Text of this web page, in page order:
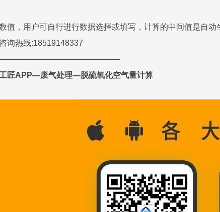
值，用户可自行进行数据选择或填写，计算的中间值是自动
询热线:18519148337
匠APP—废气处理—脱硫氧化空气量计算